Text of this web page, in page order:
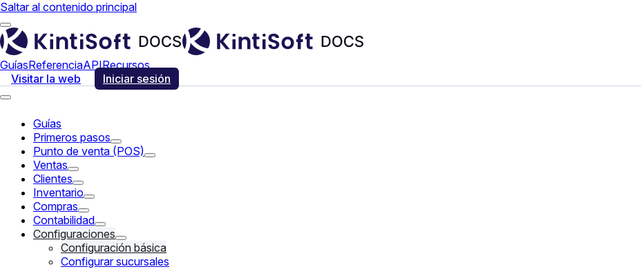
Saltar al contenido principal
GuíasReferenciaAPIRecursos
Visitar la web
Iniciar sesión
Guías
Primeros pasos
Punto de venta (POS)
Ventas
Clientes
Inventario
Compras
Contabilidad
Configuraciones
Configuración básica
Configurar sucursales